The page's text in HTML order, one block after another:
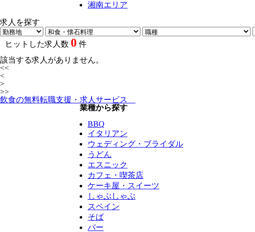
湘南エリア
求人を探す
ヒットした求人数 0 件
該当する求人がありません。
<<
<
>
>>
飲食の無料転職支援・求人サービス
業種から探す
BBQ
イタリアン
ウェディング・ブライダル
うどん
エスニック
カフェ・喫茶店
ケーキ屋・スイーツ
しゃぶしゃぶ
スペイン
そば
バー